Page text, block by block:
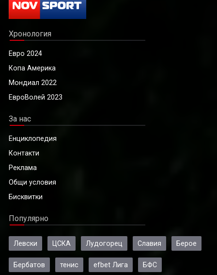
Хронология
Евро 2024
Копа Америка
Мондиал 2022
ЕвроВолей 2023
За нас
Енциклопедия
Контакти
Реклама
Общи условия
Бисквитки
Популярно
Левски ЦСКА Лудогорец Славия Берое
Бербатов тенис efbet Лига БФС